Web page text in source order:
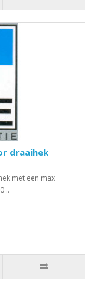
draaihek
met een max
..